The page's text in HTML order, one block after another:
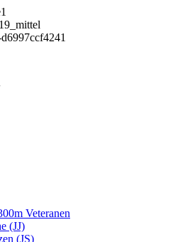
Veteranen
(JJ)
(JS)